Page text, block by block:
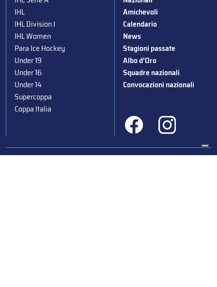
IHL
IHL Division I
IHL Women
Para Ice Hockey
Under 19
Under 16
Under 14
Supercoppa
Coppa Italia
Amichevoli
Calendario
News
Stagioni passate
Albo d’Oro
Squadre nazionali
Convocazioni nazionali